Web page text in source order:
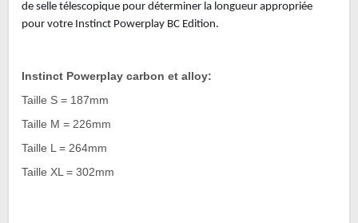
de selle télescopique pour déterminer la longueur appropriée
pour votre Instinct Powerplay BC Edition.
Instinct Powerplay carbon et alloy:
Taille S = 187mm
Taille M = 226mm
Taille L = 264mm
Taille XL = 302mm